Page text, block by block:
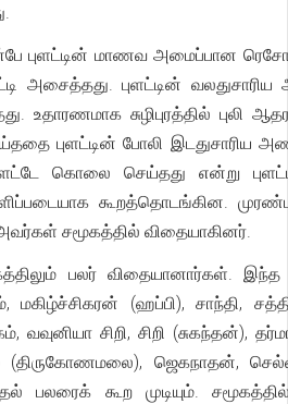
புளட்டின் மாணவ அமைப்பான ரெசோ,
அசைத்தது. புளட்டின் வலதுசாரிய
உதாரணமாக சுழிபுரத்தில் புலி
புளட்டின் போலி இடதுசாரிய
கொலை செய்தது என்று
கூறத்தொடங்கின.
சமூகத்தில் விதையாகினர்.
பலர் விதையானார்கள்.
(ஹப்பி), சாந்தி,
வவுனியா சிறி, சிறி (சுகந்தன்),
(திருகோணமலை), ஜெகநாதன்,
பலரைக் கூற முடியும்.